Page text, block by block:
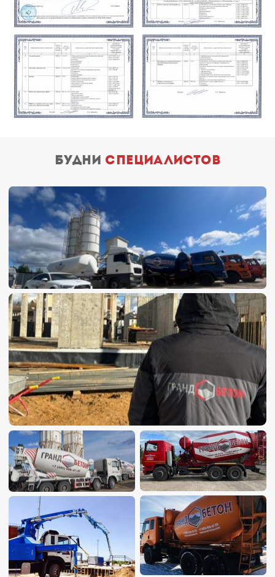
будни специалистов